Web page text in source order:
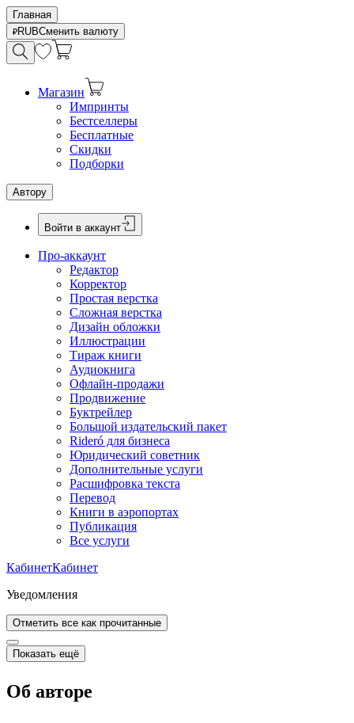
Главная
RUBСменить валюту
Магазин
Импринты
Бестселлеры
Бесплатные
Скидки
Подборки
Автору
Войти в аккаунт
Про-аккаунт
Редактор
Корректор
Простая верстка
Сложная верстка
Дизайн обложки
Иллюстрации
Тираж книги
Аудиокнига
Офлайн-продажи
Продвижение
Буктрейлер
Большой издательский пакет
Rideró для бизнеса
Юридический советник
Дополнительные услуги
Расшифровка текста
Перевод
Книги в аэропортах
Публикация
Все услуги
КабинетКабинет
Уведомления
Отметить все как прочитанные
Показать ещё
Об авторе